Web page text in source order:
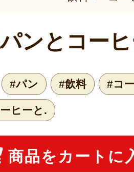
ンとコー
#パン #飲料 #コ
ヒーと.
商品をカートに